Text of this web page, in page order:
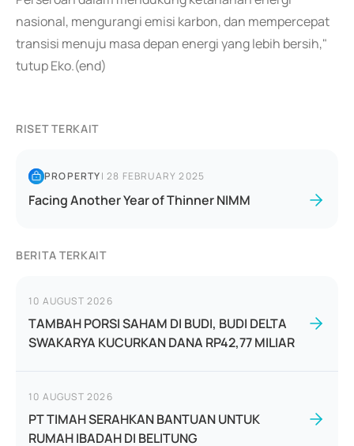
nasional, mengurangi emisi karbon, dan mempercepat
transisi menuju masa depan energi yang lebih bersih,"
tutup Eko.(end)
RISET TERKAIT
PROPERTY|28 FEBRUARY 2025
Facing Another Year of Thinner NIMM
BERITA TERKAIT
10 AUGUST 2026
TAMBAH PORSI SAHAM DI BUDI, BUDI DELTA
SWAKARYA KUCURKAN DANA RP42,77 MILIAR
10 AUGUST 2026
PT TIMAH SERAHKAN BANTUAN UNTUK
RUMAH IBADAH DI BELITUNG